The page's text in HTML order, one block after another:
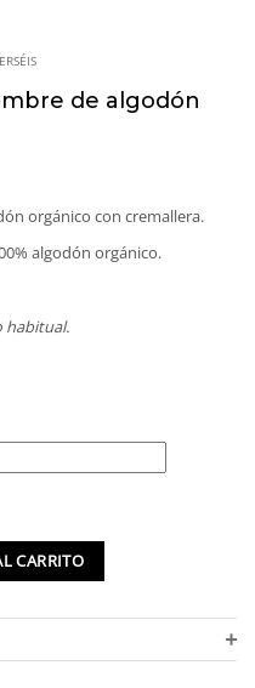
de algodón
orgánico con cremallera.
algodón orgánico.
habitual.
CARRITO
+